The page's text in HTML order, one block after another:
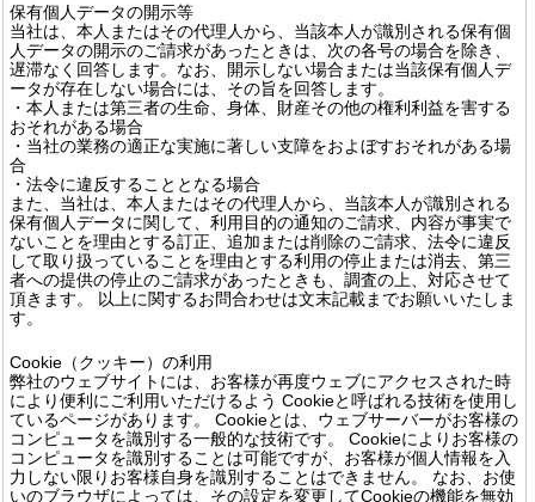
保有個人データの開示等
当社は、本人またはその代理人から、当該本人が識別される保有個
人データの開示のご請求があったときは、次の各号の場合を除き、
遅滞なく回答します。なお、開示しない場合または当該保有個人デ
ータが存在しない場合には、その旨を回答します。
・本人または第三者の生命、身体、財産その他の権利利益を害する
おそれがある場合
・当社の業務の適正な実施に著しい支障をおよぼすおそれがある場
合
・法令に違反することとなる場合
また、当社は、本人またはその代理人から、当該本人が識別される
保有個人データに関して、利用目的の通知のご請求、内容が事実で
ないことを理由とする訂正、追加または削除のご請求、法令に違反
して取り扱っていることを理由とする利用の停止または消去、第三
者への提供の停止のご請求があったときも、調査の上、対応させて
頂きます。 以上に関するお問合わせは文末記載までお願いいたしま
す。
Cookie（クッキー）の利用
弊社のウェブサイトには、お客様が再度ウェブにアクセスされた時
により便利にご利用いただけるよう Cookieと呼ばれる技術を使用し
ているページがあります。 Cookieとは、ウェブサーバーがお客様の
コンピュータを識別する一般的な技術です。 Cookieによりお客様の
コンピュータを識別することは可能ですが、お客様が個人情報を入
力しない限りお客様自身を識別することはできません。 なお、お使
いのブラウザによっては、その設定を変更してCookieの機能を無効